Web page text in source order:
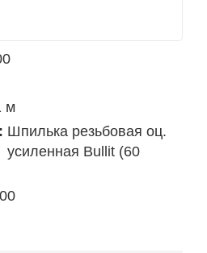
м
Шпилька резьбовая оц.
усиленная Bullit (60